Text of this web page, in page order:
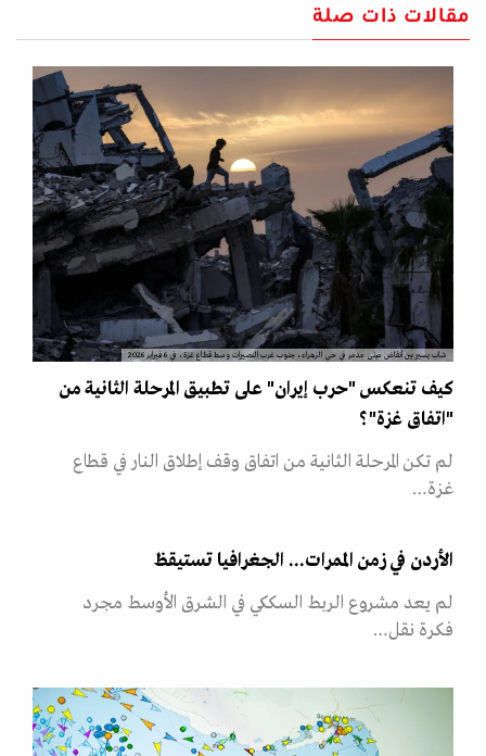
مقالات ذات صلة
شاب يسير بين أنقاض مبنى مدمر في حي الزهراء، جنوب غرب النصيرات وسط قطاع غزة، في 6 فبراير 2026
كيف تنعكس "حرب إيران" على تطبيق المرحلة الثانية من
"اتفاق غزة"؟
لم تكن المرحلة الثانية من اتفاق وقف إطلاق النار في قطاع
غزة…
الأردن في زمن الممرات... الجغرافيا تستيقظ
لم يعد مشروع الربط السككي في الشرق الأوسط مجرد
فكرة نقل…